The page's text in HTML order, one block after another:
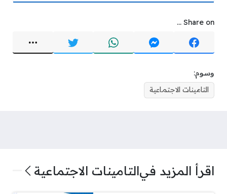
Share on ...
وسوم:
التامينات الاجتماعية
اقرأ المزيد فيالتامينات الاجتماعية